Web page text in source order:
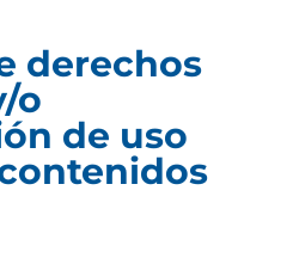
derechos
o
de uso